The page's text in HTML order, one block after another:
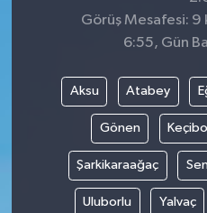
Görüş Mesafesi: 9
6:55, Gün
Aksu Atabey
Gönen
Şarkikaraağaç
Uluborlu Yalvaç